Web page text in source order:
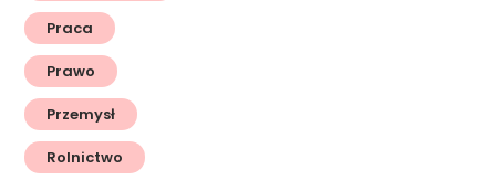
Praca
Prawo
Przemysł
Rolnictwo